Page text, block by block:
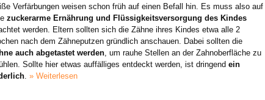
Verfärbungen weisen schon früh auf einen Befall hin. Es muss also auf
zuckerarme Ernährung und Flüssigkeitsversorgung des Kindes
werden. Eltern sollten sich die Zähne ihres Kindes etwa alle 2
nach dem Zähneputzen gründlich anschauen. Dabei sollten die
auch abgetastet werden, um rauhe Stellen an der Zahnoberfläche zu
Sollte hier etwas auffälliges entdeckt werden, ist dringend ein
. » Weiterlesen